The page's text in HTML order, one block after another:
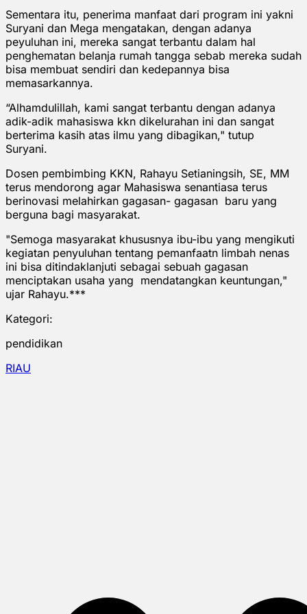
Sementara itu, penerima manfaat dari program ini yakni
Suryani dan Mega mengatakan, dengan adanya
peyuluhan ini, mereka sangat terbantu dalam hal
penghematan belanja rumah tangga sebab mereka sudah
bisa membuat sendiri dan kedepannya bisa
memasarkannya.
“Alhamdulillah, kami sangat terbantu dengan adanya
adik-adik mahasiswa kkn dikelurahan ini dan sangat
berterima kasih atas ilmu yang dibagikan," tutup
Suryani.
Dosen pembimbing KKN, Rahayu Setianingsih, SE, MM
terus mendorong agar Mahasiswa senantiasa terus
berinovasi melahirkan gagasan- gagasan baru yang
berguna bagi masyarakat.
"Semoga masyarakat khususnya ibu-ibu yang mengikuti
kegiatan penyuluhan tentang pemanfaatn limbah nenas
ini bisa ditindaklanjuti sebagai sebuah gagasan
menciptakan usaha yang mendatangkan keuntungan,"
ujar Rahayu.***
Kategori:
pendidikan
RIAU